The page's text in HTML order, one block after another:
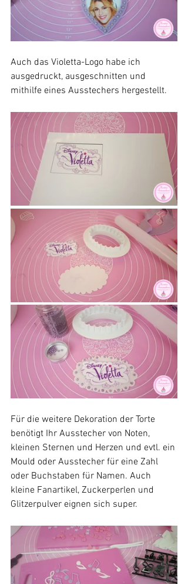
Auch das Violetta-Logo habe ich
ausgedruckt, ausgeschnitten und
mithilfe eines Ausstechers hergestellt.
Für die weitere Dekoration der Torte
benötigt Ihr Ausstecher von Noten,
kleinen Sternen und Herzen und evtl. ein
Mould oder Ausstecher für eine Zahl
oder Buchstaben für Namen. Auch
kleine Fanartikel, Zuckerperlen und
Glitzerpulver eignen sich super.